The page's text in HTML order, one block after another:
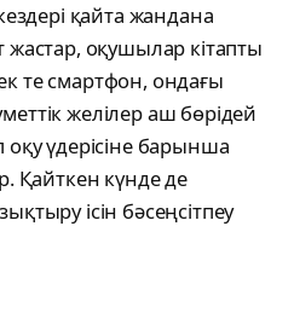
қайта жандана
жастар, оқушылар кітапты
те смартфон, ондағы
желілер аш бөрідей
оқу үдерісіне барынша
Қайткен күнде де
ісін бәсеңсітпеу